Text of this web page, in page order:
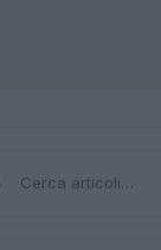
Cerca